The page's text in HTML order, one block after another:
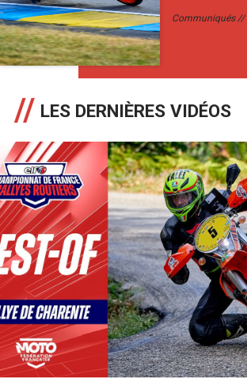
Communiqués
LES DERNIÈRES VIDÉOS